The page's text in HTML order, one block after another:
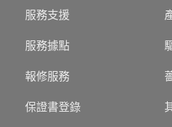
服務支援
服務據點
報修服務
保證書登錄